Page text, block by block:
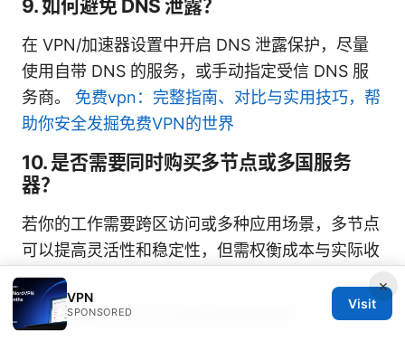
9. 如何避免 DNS 泄露？
在 VPN/加速器设置中开启 DNS 泄露保护，尽量
使用自带 DNS 的服务，或手动指定受信 DNS 服
务商。 免费vpn：完整指南、对比与实用技巧，帮
助你安全发掘免费VPN的世界
10. 是否需要同时购买多节点或多国服务
器？
若你的工作需要跨区访问或多种应用场景，多节点
可以提高灵活性和稳定性，但需权衡成本与实际收
益。
11. 加速器是否适合移动网络使用？
×
VPN
SPONSORED
Visit